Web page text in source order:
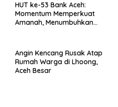
HUT ke-53 Bank Aceh:
Momentum Memperkuat
Amanah, Menumbuhkan
Angin Kencang Rusak Atap
Rumah Warga di Lhoong,
Aceh Besar